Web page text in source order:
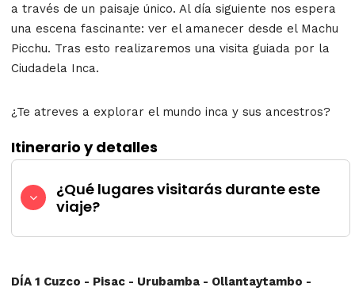
a través de un paisaje único. Al día siguiente nos espera
una escena fascinante: ver el amanecer desde el Machu
Picchu. Tras esto realizaremos una visita guiada por la
Ciudadela Inca.
¿Te atreves a explorar el mundo inca y sus ancestros?
Itinerario y detalles
¿Qué lugares visitarás durante este
viaje?
DÍA 1 Cuzco - Pisac - Urubamba - Ollantaytambo -